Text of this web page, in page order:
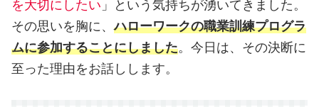
を大切にしたい 」という気持ちが湧いてきました。
その思いを胸に、ハローワークの職業訓練プログラ
ムに参加することにしました。今日は、その決断に
至った理由をお話しします。